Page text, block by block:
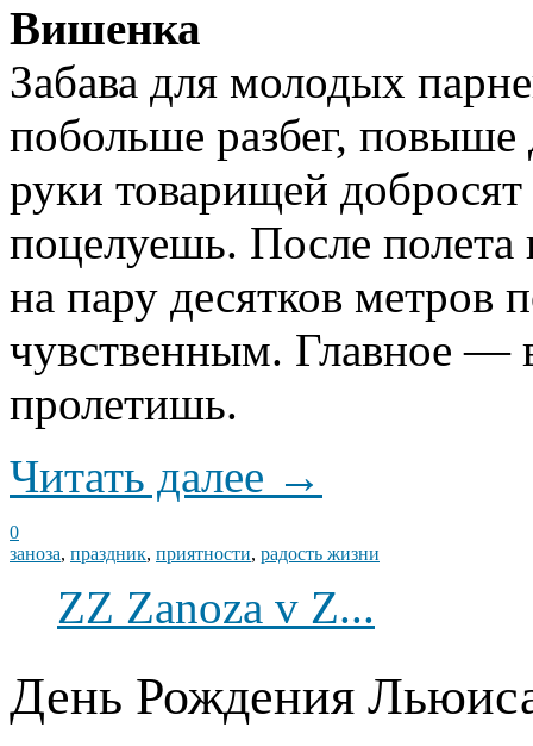
Вишенка
Забава для молодых
побольше разбег, повыше
руки товарищей
поцелуешь. После
на пару десятков метров
чувственным. Главное —
пролетишь.
Читать далее →
0
заноза, праздник, приятности, радость жизни
ZZ Zanoza v Z...
День Рождения